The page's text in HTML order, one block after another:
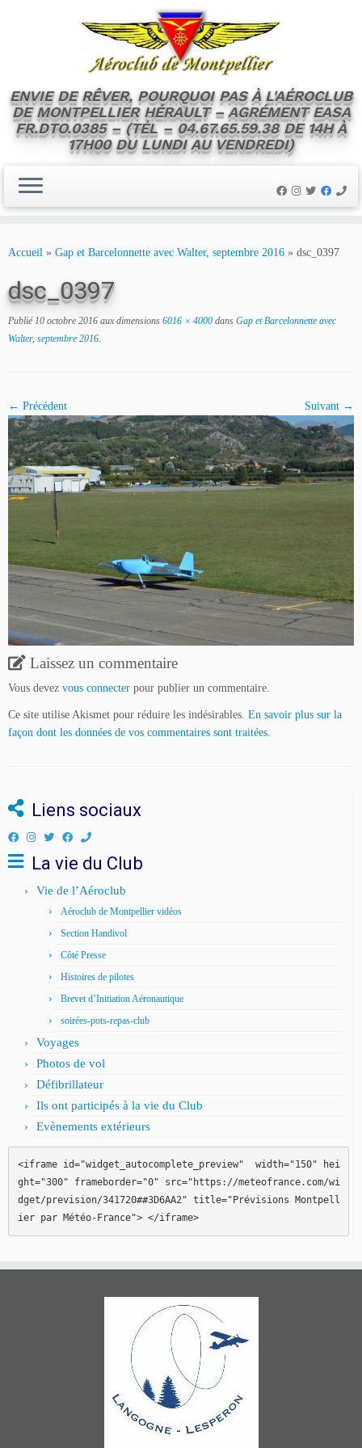
ENVIE DE RÊVER, POURQUOI PAS À L'AÉROCLUB
DE MONTPELLIER HÉRAULT – AGRÉMENT EASA
FR.DTO.0385 – (TÉL – 04.67.65.59.38 DE 14H À
17H00 DU LUNDI AU VENDREDI)
Accueil » Gap et Barcelonnette avec Walter, septembre 2016 » dsc_0397
dsc_0397
Publié 10 octobre 2016 aux dimensions 6016 × 4000 dans Gap et Barcelonnette avec
Walter, septembre 2016.
← Précédent Suivant →
Laissez un commentaire
Vous devez vous connecter pour publier un commentaire.
Ce site utilise Akismet pour réduire les indésirables. En savoir plus sur la
façon dont les données de vos commentaires sont traitées
Liens sociaux
La vie du Club
Vie de l’Aéroclub
Aéroclub de Montpellier vidéos
Section Handivol
Côté Presse
Histoires de pilotes
Brevet d’Initiation Aéronautique
soirées-pots-repas-club
Voyages
Photos de vol
Défibrillateur
Ils ont participés à la vie du Club
Evènements extérieurs
<iframe id="widget_autocomplete_preview"  width="150" hei
ght="300" frameborder="0" src="https://meteofrance.com/wi
dget/prevision/341720##3D6AA2" title="Prévisions Montpell
ier par Météo-France"> </iframe>